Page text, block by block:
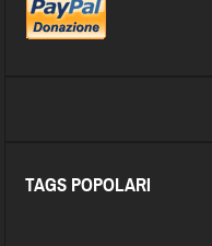
TAGS POPOLARI